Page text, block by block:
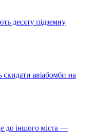
десяту підземну
скидати авіабомби на
до іншого міста —